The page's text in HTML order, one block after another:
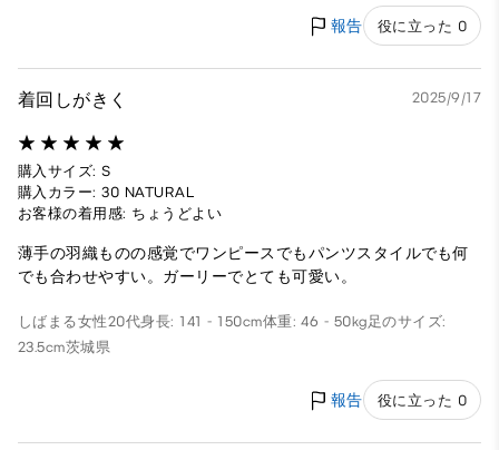
報告 役に立った 0
着回しがきく 2025/9/17
購入サイズ: S
購入カラー: 30 NATURAL
お客様の着用感: ちょうどよい
薄手の羽織ものの感覚でワンピースでもパンツスタイルでも何
でも合わせやすい。ガーリーでとても可愛い。
しばまる女性20代身長: 141 - 150cm体重: 46 - 50kg足のサイズ:
23.5cm茨城県
報告 役に立った 0